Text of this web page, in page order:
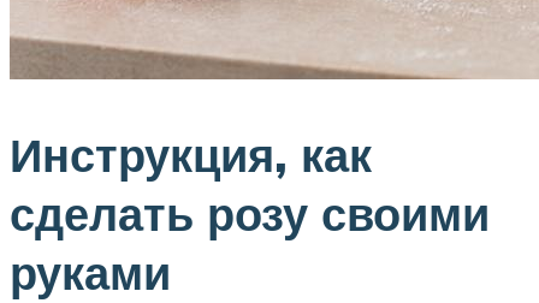
Инструкция, как
сделать розу своими
руками